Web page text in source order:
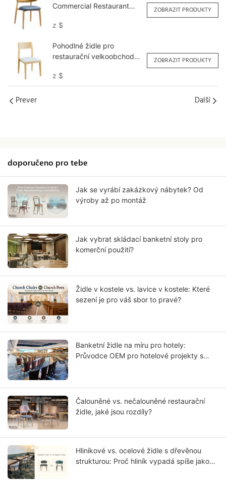
Commercial Restaurant
Yumeya
z $
ZOBRAZIT PRODUKTY
Pohodlné židle pro
restaurační velkoobchod
z $
ZOBRAZIT PRODUKTY
Prever Další
doporučeno pro tebe
Jak se vyrábí zakázkový nábytek? Od
výroby až po montáž
Jak vybrat skládací banketní stoly pro
komerční použití?
Židle v kostele vs. lavice v kostele: Které
sezení je pro váš sbor to pravé?
Banketní židle na míru pro hotely:
Průvodce OEM pro hotelové projekty s
Čalouněné vs. nečalouněné restaurační
židle, jaké jsou rozdíly?
Hliníkové vs. ocelové židle s dřevěnou
strukturou: Proč hliník vypadá spíše jako